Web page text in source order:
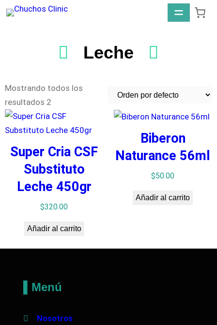
Leche
Mostrando todos los
resultados 2
Super Cria CSF
Substituto
Leche 450gr
$320.00
Añadir al carrito
Biberon
Naturance 56ml
$50.00
Añadir al carrito
▌Menú
Nosotros